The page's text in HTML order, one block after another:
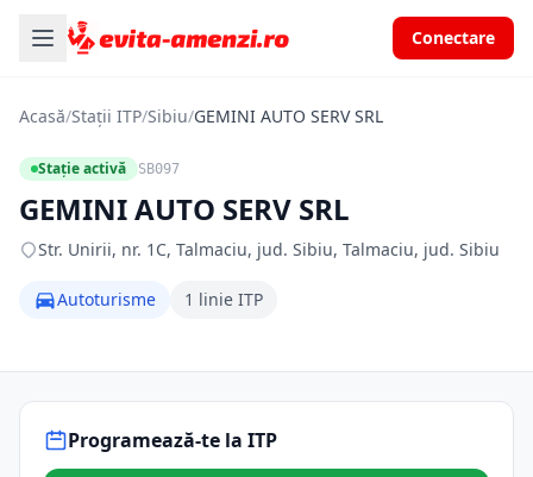
Conectare
Acasă/Stații ITP/Sibiu/GEMINI AUTO SERV SRL
Stație activă SB097
GEMINI AUTO SERV SRL
Str. Unirii, nr. 1C, Talmaciu, jud. Sibiu, Talmaciu, jud. Sibiu
Autoturisme 1 linie ITP
Programează-te la ITP